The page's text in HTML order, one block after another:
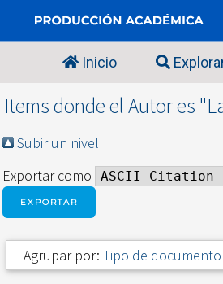
Inicio
Items donde el Autor es "
Subir un nivel
Exportar como
Agrupar por: Tipo de documento